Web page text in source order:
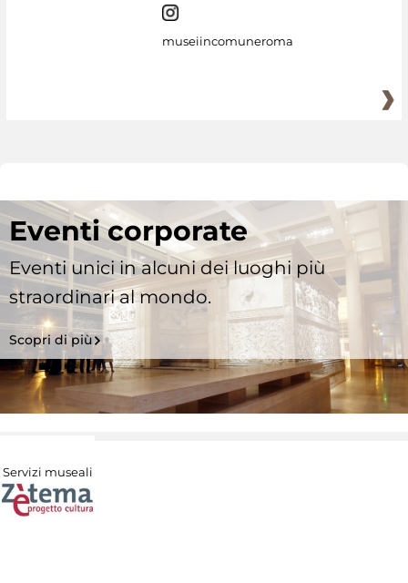
museiincomuneroma
Eventi corporate
Eventi unici in alcuni dei luoghi più
straordinari al mondo.
Scopri di più
Servizi museali